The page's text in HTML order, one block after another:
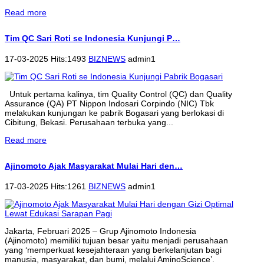
Read more
Tim QC Sari Roti se Indonesia Kunjungi P…
17-03-2025 Hits:1493 BIZNEWS admin1
Untuk pertama kalinya, tim Quality Control (QC) dan Quality
Assurance (QA) PT Nippon Indosari Corpindo (NIC) Tbk
melakukan kunjungan ke pabrik Bogasari yang berlokasi di
Cibitung, Bekasi. Perusahaan terbuka yang...
Read more
Ajinomoto Ajak Masyarakat Mulai Hari den…
17-03-2025 Hits:1261 BIZNEWS admin1
Jakarta, Februari 2025 – Grup Ajinomoto Indonesia
(Ajinomoto) memiliki tujuan besar yaitu menjadi perusahaan
yang ‘memperkuat kesejahteraan yang berkelanjutan bagi
manusia, masyarakat, dan bumi, melalui AminoScience’.